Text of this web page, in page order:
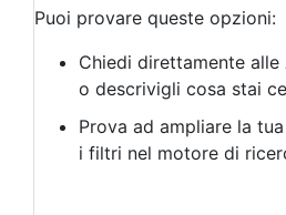
Bar/Ristorante
Albergo
Laboratorio Artigianale
Negozio/locale commerciale
Agriturismo
Magazzini
Puoi provare queste opzioni:
Chiedi direttamente alle
o descrivigli cosa stai
Prova ad ampliare la
i filtri nel motore di